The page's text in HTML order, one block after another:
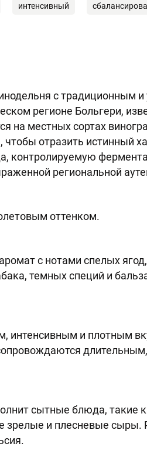
интенсивный
с традиционным
регионе Больгери,
на местных сортах
отразить истинный
контролируемую
региональной
оттенком.
с нотами спелых
темных специй и
интенсивным и плотным
сытные блюда, такие
зрелые и плесневые